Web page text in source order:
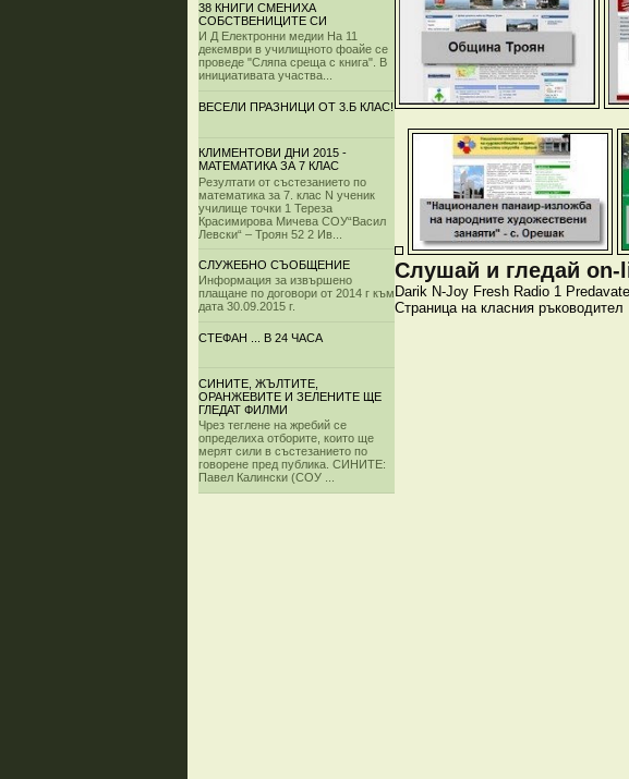
38 КНИГИ СМЕНИХА
СОБСТВЕНИЦИТЕ СИ
И Д Електронни медии На 11
декември в училищното фоайе се
проведе "Сляпа среща с книга". В
инициативата участва...
ВЕСЕЛИ ПРАЗНИЦИ ОТ 3.Б КЛАС!
КЛИМЕНТОВИ ДНИ 2015 -
МАТЕМАТИКА ЗА 7 КЛАС
Резултати от състезанието по
математика за 7. клас N ученик
училище точки 1 Тереза
Красимирова Мичева СОУ“Васил
Левски“ – Троян 52 2 Ив...
СЛУЖЕБНО СЪОБЩЕНИЕ
Информация за извършено
плащане по договори от 2014 г към
дата 30.09.2015 г.
СТЕФАН ... В 24 ЧАСА
СИНИТЕ, ЖЪЛТИТЕ,
ОРАНЖЕВИТЕ И ЗЕЛЕНИТЕ ЩЕ
ГЛЕДАТ ФИЛМИ
Чрез теглене на жребий се
определиха отборите, които ще
мерят сили в състезанието по
говорене пред публика. СИНИТЕ:
Павел Калински (СОУ ...
Слушай и гледай on-
Darik N-Joy Fresh Radio 1
Страница на класния ръководител